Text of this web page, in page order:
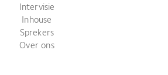
Intervisie
Inhouse
Sprekers
Over ons